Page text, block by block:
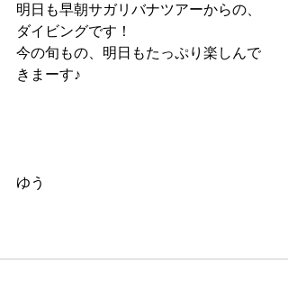
明日も早朝サガリバナツアーからの、
ダイビングです！
今の旬もの、明日もたっぷり楽しんで
きまーす♪
ゆう